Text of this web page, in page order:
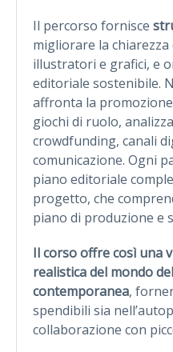
Il percorso fornisce
migliorare la
illustratori e grafici, e
editoriale sostenibile.
affronta la
giochi di ruolo,
crowdfunding, canali
comunicazione. Ogni
piano editoriale
progetto, che
piano di produzione e
Il corso offre così una
realistica del mondo
contemporanea,
spendibili sia
collaborazione con